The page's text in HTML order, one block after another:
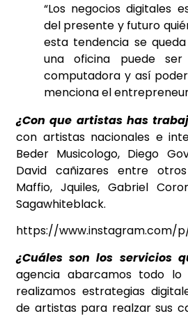
“Los negocios digitales
del presente y futuro
esta tendencia se
una oficina puede
computadora y así
menciona el
¿Con que artistas has
con artistas nacionales e
Beder Musicologo, Diego
David cañizares entre
Maffio, Jquiles, Gabriel
Sagawhiteblack.
https://www.instagram.com/p/
¿Cuáles son los servicios
agencia abarcamos todo lo
realizamos estrategias
de artistas para realzar sus